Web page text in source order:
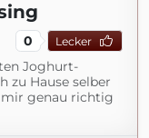
0 Lecker
Joghurt-
zu Hause selber
genau richtig